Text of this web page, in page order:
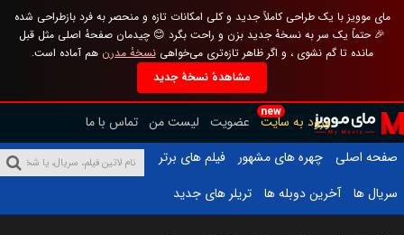
مای موویز با یک طراحی کاملاً جدید و کلی امکانات تازه و منحصر به فرد بازطراحی شده
🎉 حتماً یک سر به نسخهٔ جدید بزن و راحت بگرد 😊 چیدمان صفحهٔ اصلی مثل قبل
مانده تا گم نشوی ، و اگر ظاهر تازه‌تری می‌خواهینسخهٔ مدرن هم آماده است.
مشاهدهٔ نسخهٔ جدید
new
ورود به سایت عضویت لیست من تماس با ما
صفحه اصلی
چهره های مشهور
فیلم های برتر
سریال ها
آخرین دوبله ها تریلر های جدید